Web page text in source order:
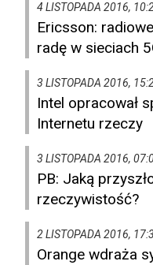
4 LISTOPADA 2016,
Ericsson:
radę w sieciach
3 LISTOPADA 2016,
Intel opracował
Internetu rzeczy
3 LISTOPADA 2016,
PB: Jaką
rzeczywistość?
2 LISTOPADA 2016,
Orange wdraża